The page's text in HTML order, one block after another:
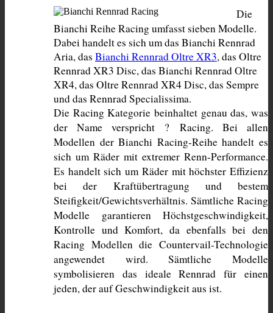
Die
Bianchi Reihe Racing umfasst sieben Modelle.
Dabei handelt es sich um das Bianchi Rennrad
Aria, das Bianchi Rennrad Oltre XR3, das Oltre
Rennrad XR3 Disc, das Bianchi Rennrad Oltre
XR4, das Oltre Rennrad XR4 Disc, das Sempre
und das Rennrad Specialissima.
Die Racing Kategorie beinhaltet genau das, was
der Name verspricht ? Racing. Bei allen
Modellen der Bianchi Racing-Reihe handelt es
sich um Räder mit extremer Renn-Performance.
Es handelt sich um Räder mit höchster Effizienz
bei der Kraftübertragung und bestem
Steifigkeit/Gewichtsverhältnis. Sämtliche Racing
Modelle garantieren Höchstgeschwindigkeit,
Kontrolle und Komfort, da ebenfalls bei den
Racing Modellen die Countervail-Technologie
angewendet wird. Sämtliche Modelle
symbolisieren das ideale Rennrad für einen
jeden, der auf Geschwindigkeit aus ist.